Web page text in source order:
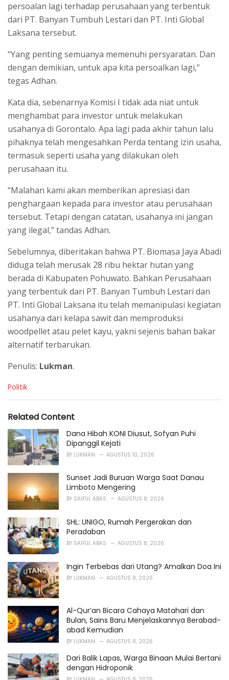
persoalan lagi terhadap perusahaan yang terbentuk
dari PT. Banyan Tumbuh Lestari dan PT. Inti Global
Laksana tersebut.
“Yang penting semuanya memenuhi persyaratan. Dan
dengan demikian, untuk apa kita persoalkan lagi,”
tegas Adhan.
Kata dia, sebenarnya Komisi I tidak ada niat untuk
menghambat para investor untuk melakukan
usahanya di Gorontalo. Apa lagi pada akhir tahun lalu
pihaknya telah mengesahkan Perda tentang izin usaha,
termasuk seperti usaha yang dilakukan oleh
perusahaan itu.
“Malahan kami akan memberikan apresiasi dan
penghargaan kepada para investor atau perusahaan
tersebut. Tetapi dengan catatan, usahanya ini jangan
yang ilegal,” tandas Adhan.
Sebelumnya, diberitakan bahwa PT. Biomasa Jaya Abadi
diduga telah merusak 28 ribu hektar hutan yang
berada di Kabupaten Pohuwato. Bahkan Perusahaan
yang terbentuk dari PT. Banyan Tumbuh Lestari dan
PT. Inti Global Laksana itu telah memanipulasi kegiatan
usahanya dari kelapa sawit dan memproduksi
woodpelletatau pelet kayu, yakni sejenis bahan bakar
alternatif terbarukan.
Penulis: Lukman.
C
e
o
r
i
e
:
Politik
Related Content
Dana Hibah KONI Diusut, Sofyan Puhi
Dipanggil Kejati
BY LUKMAN AGUSTUS 10, 2026
Sunset Jadi Buruan Warga Saat Danau
Limboto Mengering
BY SAIFUL ABAS AGUSTUS 8, 2026
SHL: UNIGO, Rumah Pergerakan dan
Peradaban
BY SAIFUL ABAS AGUSTUS 8, 2026
Ingin Terbebas dari Utang? Amalkan Doa Ini
BY LUKMAN AGUSTUS 8, 2026
Al-Qur’an Bicara Cahaya Matahari dan
Bulan, Sains Baru Menjelaskannya Berabad-
abad Kemudian
BY LUKMAN AGUSTUS 8, 2026
Dari Balik Lapas, Warga Binaan Mulai Bertani
dengan Hidroponik